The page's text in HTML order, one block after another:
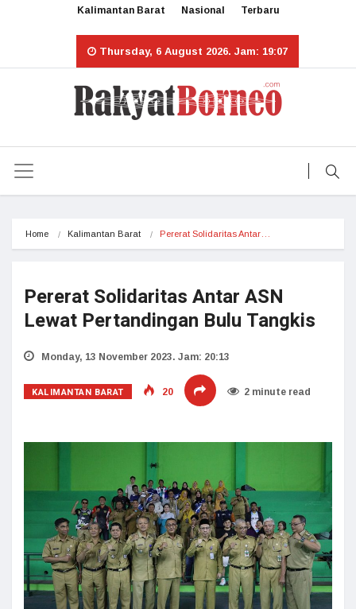
Kalimantan Barat Nasional Terbaru
Thursday, 6 August 2026. Jam: 19:07
Home Kalimantan Barat Pererat Solidaritas Antar…
Pererat Solidaritas Antar ASN
Lewat Pertandingan Bulu Tangkis
Monday, 13 November 2023. Jam: 20:13
KALIMANTAN BARAT 20 2 minute read